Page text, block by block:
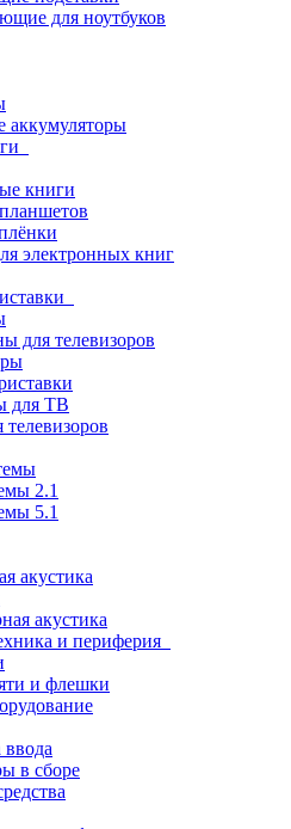
для ноутбуков
аккумуляторы
книги
электронных книг
для телевизоров
для ТВ
2.1
5.1
акустика
акустика
и периферия
и флешки
ввода
в сборе